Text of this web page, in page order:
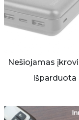
Išparduota